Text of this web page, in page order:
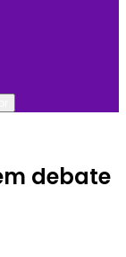
debate